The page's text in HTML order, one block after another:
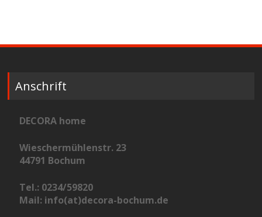
Anschrift
DECORA home
Wieschermühlenstr. 23
44791 Bochum
Tel.: 0234/59820
Mail: info(at)decora-bochum.de